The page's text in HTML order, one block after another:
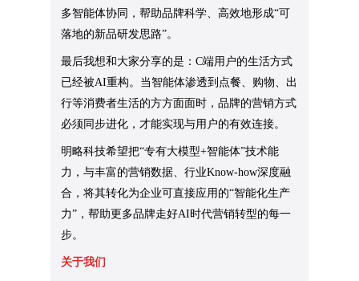
多智能体协同，帮助品牌科学、高效地形成“可
落地的新品研发思路”。
最后我想和大家分享的是：C端用户的生活方式
已经被AI重构。当智能体渗透到点餐、购物、出
行等消费者生活的方方面面时，品牌的营销方式
必须同步进化，才能实现与用户的有效连接。
明略科技希望把“专有大模型+智能体”技术能
力，与丰富的营销数据、行业Know-how深度融
合，将其转化为企业可直接应用的“智能化生产
力”，帮助更多品牌走好AI时代营销转型的每一
步。
关于我们